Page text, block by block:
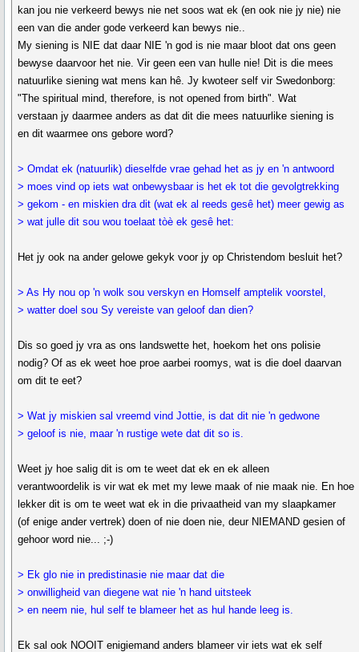
kan jou nie verkeerd bewys nie net soos wat ek (en ook nie jy nie) nie
een van die ander gode verkeerd kan bewys nie..
My siening is NIE dat daar NIE 'n god is nie maar bloot dat ons geen
bewyse daarvoor het nie. Vir geen een van hulle nie! Dit is die mees
natuurlike siening wat mens kan hê. Jy kwoteer self vir Swedonborg:
"The spiritual mind, therefore, is not opened from birth". Wat
verstaan jy daarmee anders as dat dit die mees natuurlike siening is
en dit waarmee ons gebore word?
> Omdat ek (natuurlik) dieselfde vrae gehad het as jy en 'n antwoord
> moes vind op iets wat onbewysbaar is het ek tot die gevolgtrekking
> gekom - en miskien dra dit (wat ek al reeds gesê het) meer gewig as
> wat julle dit sou wou toelaat tòè ek gesê het:
Het jy ook na ander gelowe gekyk voor jy op Christendom besluit het?
> As Hy nou op 'n wolk sou verskyn en Homself amptelik voorstel,
> watter doel sou Sy vereiste van geloof dan dien?
Dis so goed jy vra as ons landswette het, hoekom het ons polisie
nodig? Of as ek weet hoe proe aarbei roomys, wat is die doel daarvan
om dit te eet?
> Wat jy miskien sal vreemd vind Jottie, is dat dit nie 'n gedwone
> geloof is nie, maar 'n rustige wete dat dit so is.
Weet jy hoe salig dit is om te weet dat ek en ek alleen
verantwoordelik is vir wat ek met my lewe maak of nie maak nie. En hoe
lekker dit is om te weet wat ek in die privaatheid van my slaapkamer
(of enige ander vertrek) doen of nie doen nie, deur NIEMAND gesien of
gehoor word nie... ;-)
> Ek glo nie in predistinasie nie maar dat die
> onwilligheid van diegene wat nie 'n hand uitsteek
> en neem nie, hul self te blameer het as hul hande leeg is.
Ek sal ook NOOIT enigiemand anders blameer vir iets wat ek self